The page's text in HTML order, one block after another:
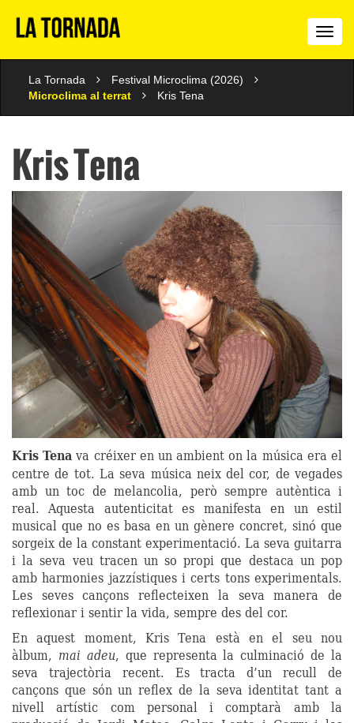
La
La Tornada
Festival Microclima (2026)
Microclima al terrat
Kris Tena
Kris Tena
Kris Tena va créixer en un ambient on la música era el
centre de tot. La seva música neix del cor, de vegades
amb un toc de melancolia, però sempre autèntica i
real. Aquesta autenticitat es manifesta en un estil
musical que no es basa en un gènere concret, sinó que
sorgeix de la constant experimentació. La seva guitarra
i la seva veu tracen un so propi que destaca un pop
amb harmonies jazzístiques i certs tons experimentals.
Les seves cançons reflecteixen la seva manera de
reflexionar i sentir la vida, sempre des del cor.
En aquest moment, Kris Tena està en el seu nou
àlbum, mai adeu, que representa la culminació de la
seva trajectòria recent. Es tracta d’un recull de
cançons que són un reflex de la seva identitat tant a
nivell artístic com personal i comptarà amb la